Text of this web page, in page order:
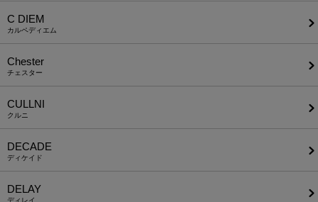
C DIEM
カルペディエム
Chester
チェスター
CULLNI
クルニ
DECADE
ディケイド
DELAY
ディレイ